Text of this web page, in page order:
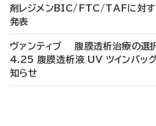
剤レジメンBIC/FTC/TAFに対す
発表
ヴァンティブ 腹膜透析治療の選
4.25 腹膜透析液 UV ツインバッ
知らせ